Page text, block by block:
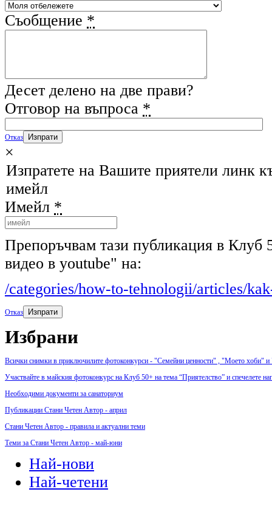
Съобщение *
Десет делено на две прави?
Отговор на въпроса *
Отказ
×
Изпратете на Вашите приятели линк
имейл
Имейл *
Препоръчвам тази публикация в
видео в youtube" на:
/categories/how-to-tehnologii/articles/
Отказ Изпрати
Избрани
Всички снимки в приключилите фотоконкурси - "Семейни ценности" , "Моето хоби"
Участвайте в майския фотоконкурс на Клуб 50+ на тема “Приятелство” и спечелете
Необходими документи за санаториум
Публикации Стани Четен Автор - април
Стани Четен Автор - правила и актуални теми
Теми за Стани Четен Автор - май-юни
Най-нови
Най-четени